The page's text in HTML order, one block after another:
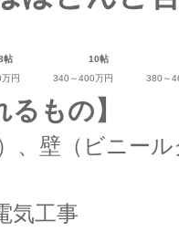
帖
10帖
円 340～400万円 380～
るもの】
、壁（ビニー
気工事